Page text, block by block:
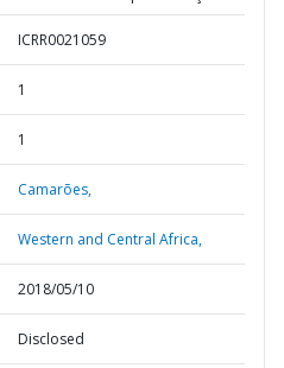
ICRR0021059
1
1
Camarões,
Western and Central Africa,
2018/05/10
Disclosed